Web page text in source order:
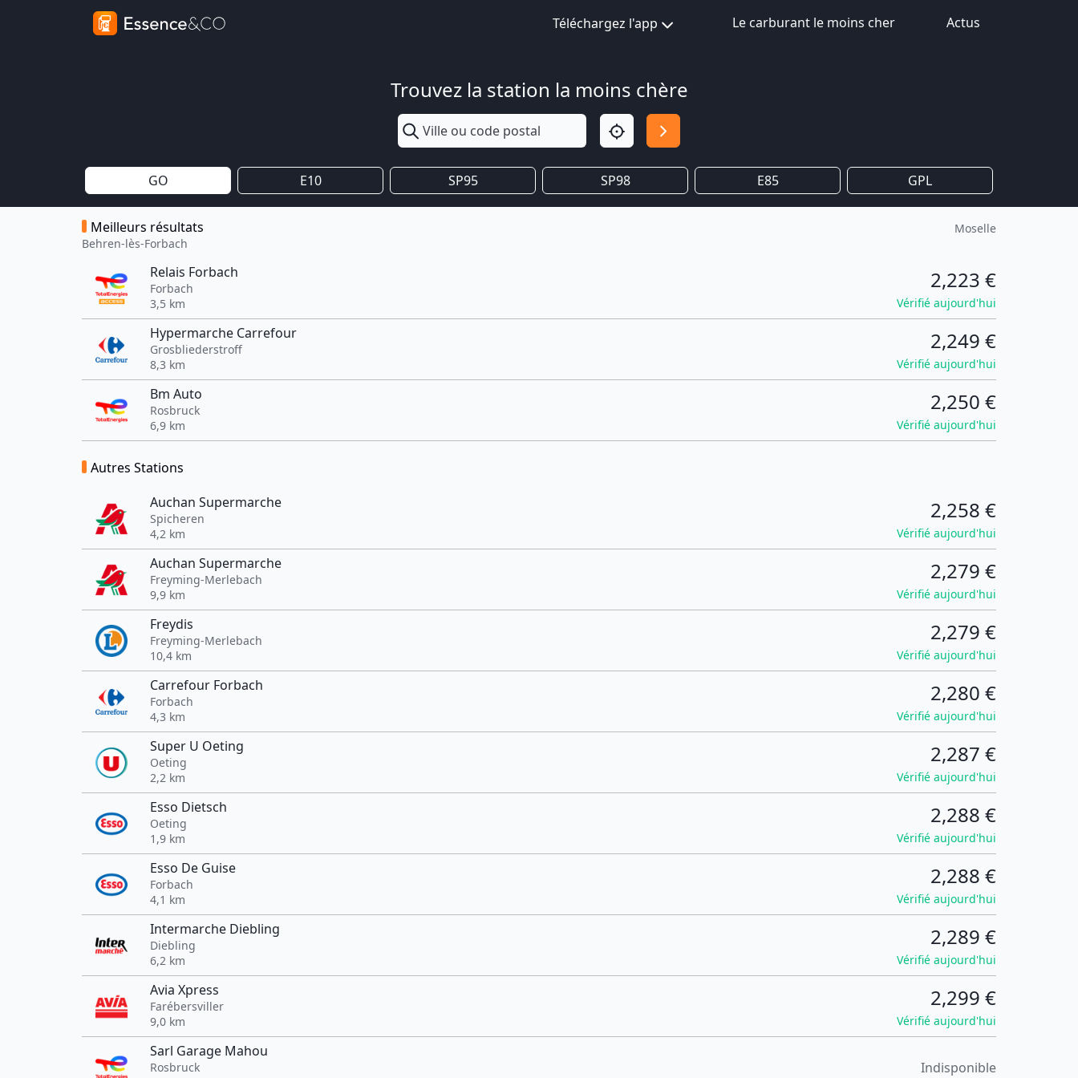
Téléchargez l'app Le carburant le moins cher Actus
Trouvez la station la moins chère
GO E10 SP95 SP98 E85 GPL
Meilleurs résultats
Behren-lès-Forbach
Moselle
Relais Forbach
Forbach
3,5 km
2,223 €
Vérifié aujourd'hui
Hypermarche Carrefour
Grosbliederstroff
8,3 km
2,249 €
Vérifié aujourd'hui
Bm Auto
Rosbruck
6,9 km
2,250 €
Vérifié aujourd'hui
Autres Stations
Auchan Supermarche
Spicheren
4,2 km
2,258 €
Vérifié aujourd'hui
Auchan Supermarche
Freyming-Merlebach
9,9 km
2,279 €
Vérifié aujourd'hui
Freydis
Freyming-Merlebach
10,4 km
2,279 €
Vérifié aujourd'hui
Carrefour Forbach
Forbach
4,3 km
2,280 €
Vérifié aujourd'hui
Super U Oeting
Oeting
2,2 km
2,287 €
Vérifié aujourd'hui
Esso Dietsch
Oeting
1,9 km
2,288 €
Vérifié aujourd'hui
Esso De Guise
Forbach
4,1 km
2,288 €
Vérifié aujourd'hui
Intermarche Diebling
Diebling
6,2 km
2,289 €
Vérifié aujourd'hui
Avia Xpress
Farébersviller
9,0 km
2,299 €
Vérifié aujourd'hui
Sarl Garage Mahou
Rosbruck
Indisponible